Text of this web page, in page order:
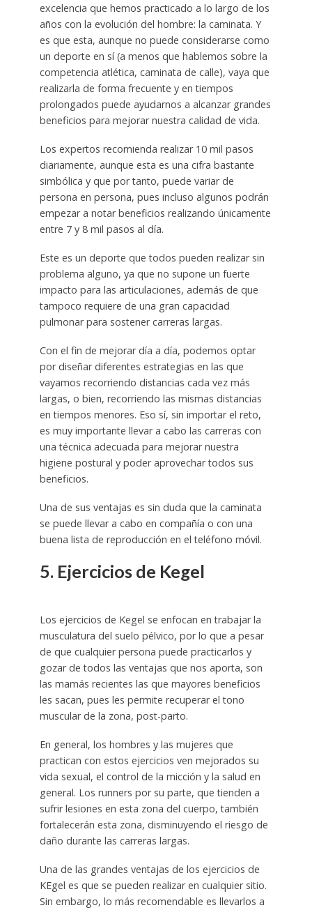
excelencia que hemos practicado a lo largo de los
años con la evolución del hombre: la caminata. Y
es que esta, aunque no puede considerarse como
un deporte en sí (a menos que hablemos sobre la
competencia atlética, caminata de calle), vaya que
realizarla de forma frecuente y en tiempos
prolongados puede ayudarnos a alcanzar grandes
beneficios para mejorar nuestra calidad de vida.
Los expertos recomienda realizar 10 mil pasos
diariamente, aunque esta es una cifra bastante
simbólica y que por tanto, puede variar de
persona en persona, pues incluso algunos podrán
empezar a notar beneficios realizando únicamente
entre 7 y 8 mil pasos al día.
Este es un deporte que todos pueden realizar sin
problema alguno, ya que no supone un fuerte
impacto para las articulaciones, además de que
tampoco requiere de una gran capacidad
pulmonar para sostener carreras largas.
Con el fin de mejorar día a día, podemos optar
por diseñar diferentes estrategias en las que
vayamos recorriendo distancias cada vez más
largas, o bien, recorriendo las mismas distancias
en tiempos menores. Eso sí, sin importar el reto,
es muy importante llevar a cabo las carreras con
una técnica adecuada para mejorar nuestra
higiene postural y poder aprovechar todos sus
beneficios.
Una de sus ventajas es sin duda que la caminata
se puede llevar a cabo en compañía o con una
buena lista de reproducción en el teléfono móvil.
5. Ejercicios de Kegel
Los ejercicios de Kegel se enfocan en trabajar la
musculatura del suelo pélvico, por lo que a pesar
de que cualquier persona puede practicarlos y
gozar de todos las ventajas que nos aporta, son
las mamás recientes las que mayores beneficios
les sacan, pues les permite recuperar el tono
muscular de la zona, post-parto.
En general, los hombres y las mujeres que
practican con estos ejercicios ven mejorados su
vida sexual, el control de la micción y la salud en
general. Los runners por su parte, que tienden a
sufrir lesiones en esta zona del cuerpo, también
fortalecerán esta zona, disminuyendo el riesgo de
daño durante las carreras largas.
Una de las grandes ventajas de los ejercicios de
KEgel es que se pueden realizar en cualquier sitio.
Sin embargo, lo más recomendable es llevarlos a